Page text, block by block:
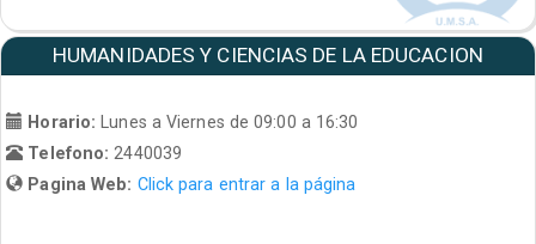
HUMANIDADES Y CIENCIAS DE LA EDUCACION
Horario: Lunes a Viernes de 09:00 a 16:30
Telefono:2440039
Pagina Web: Click para entrar a la página